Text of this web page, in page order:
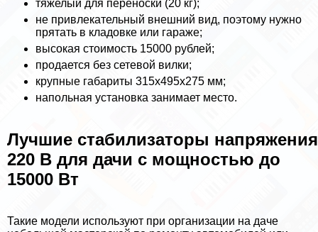
тяжелый для переноски (20 кг);
не привлекательный внешний вид, поэтому нужно
прятать в кладовке или гараже;
высокая стоимость 15000 рублей;
продается без сетевой вилки;
крупные габариты 315х495х275 мм;
напольная установка занимает место.
Лучшие стабилизаторы напряжения
220 В для дачи с мощностью до
15000 Вт
Такие модели используют при организации на даче